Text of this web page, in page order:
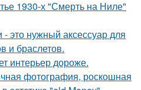
1930-х "Смерть на Ниле"
- это нужный аксессуар для
и браслетов.
интерьер дороже.
фотография, роскошная